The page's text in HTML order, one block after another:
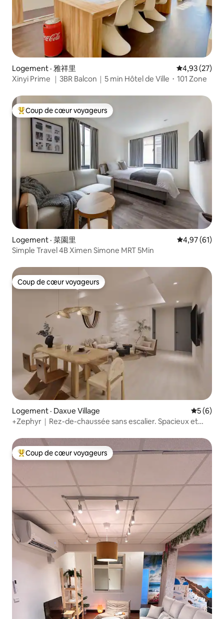
Logement · 雅祥里 Note
4,93 (27)
Xinyi Prime ｜3BR Balcon｜5 min Hôtel de Ville・101 Zone
Coup de cœur voyageurs parmi les plus aimés
Coup de cœur voyageurs
Logement · 菜園里 Note
4,97 (61)
Simple Travel 4B Ximen Simone MRT 5Min
Coup de cœur voyageurs
Coup de cœur voyageurs
Logement · Daxue Village Note
5 (6)
+Zephyr｜Rez-de-chaussée sans escalier. Spacieux et
résidentiel｜Marché de nuit de Shida｜MRT Taipower
Building｜Rue Yongkang
Coup de cœur voyageurs parmi les plus aimés
Coup de cœur voyageurs